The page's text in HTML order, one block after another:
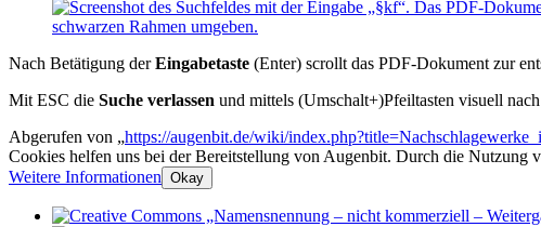
Nach Betätigung derEingabetaste (Enter) scrollt das PDF-Dokument zur
Mit ESC die Suche verlassen und mittels (Umschalt+)Pfeiltasten visuell
Abgerufen von „https://augenbit.de/wiki/
Cookies helfen uns bei der Bereitstellung von Augenbit. Durch die Nutzung
Weitere Informationen Okay